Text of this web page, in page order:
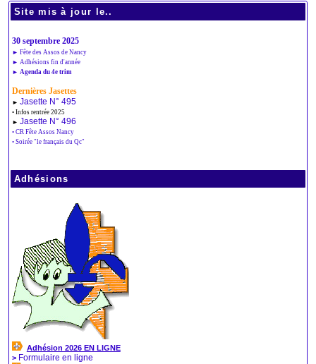
Site mis à jour le..
30 septembre 2025
► Fête des Assos de Nancy
► Adhésions fin d'année
► Agenda du 4e trim
Dernières Jasettes
► Jasette N° 495
• Infos rentrée 2025
► Jasette N° 496
• CR Fête Assos Nancy
• Soirée "le français du Qc"
Adhésions
Adhésion 2026 EN LIGNE
> Formulaire en ligne